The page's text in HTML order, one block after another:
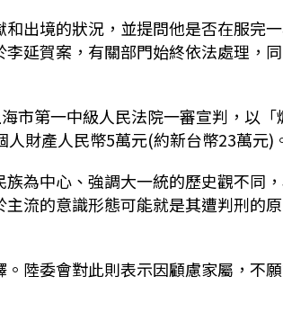
出境的狀況，並提問他是否在服完
李延賀案，有關部門始終依法處理，
市第一中級人民法院一審宣判，以「
財產人民幣5萬元(約新台幣23萬元)
為中心、強調大一統的歷史觀不同
流的意識形態可能就是其遭判刑的原
陸委會對此則表示因顧慮家屬，不